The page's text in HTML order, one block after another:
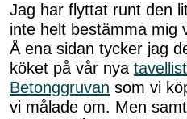
Jag har flyttat runt den
inte helt bestämma mig
Å ena sidan tycker jag
köket på vår nya
Betonggruvan som vi
vi målade om. Men